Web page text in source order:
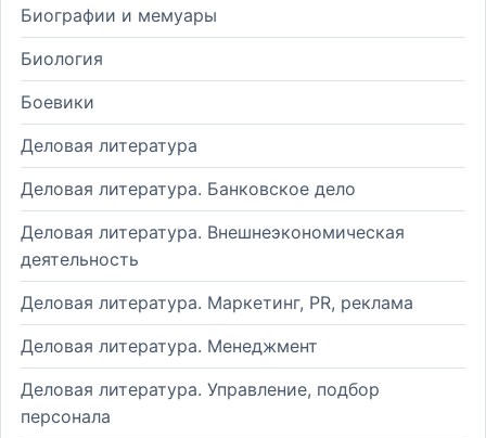
Биографии и мемуары
Биология
Боевики
Деловая литература
Деловая литература. Банковское дело
Деловая литература. Внешнеэкономическая
деятельность
Деловая литература. Маркетинг, PR, реклама
Деловая литература. Менеджмент
Деловая литература. Управление, подбор
персонала